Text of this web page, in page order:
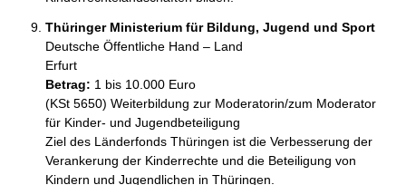
Thüringer Ministerium für Bildung, Jugend und Sport
Deutsche Öffentliche Hand – Land
Erfurt
Betrag: 1 bis 10.000 Euro
(KSt 5650) Weiterbildung zur Moderatorin/zum Moderator
für Kinder- und Jugendbeteiligung
Ziel des Länderfonds Thüringen ist die Verbesserung der
Verankerung der Kinderrechte und die Beteiligung von
Kindern und Jugendlichen in Thüringen.